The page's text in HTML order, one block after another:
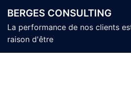
au
contenu
BERGES CONSULTING
La performance de nos clients
raison d'être